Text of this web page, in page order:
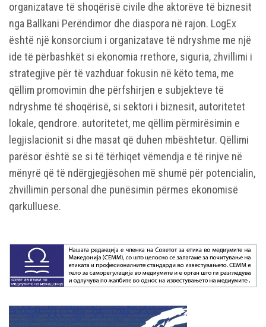
organizatave të shoqërisë civile dhe aktorëve të biznesit
nga Ballkani Perëndimor dhe diaspora në rajon. LogEx
është një konsorcium i organizatave të ndryshme me një
ide të përbashkët si ekonomia rrethore, siguria, zhvillimi i
strategjive për të vazhduar fokusin në këto tema, me
qëllim promovimin dhe përfshirjen e subjekteve të
ndryshme të shoqërisë, si sektori i biznesit, autoritetet
lokale, qendrore. autoritetet, me qëllim përmirësimin e
legjislacionit si dhe masat që duhen mbështetur. Qëllimi
parësor është se si të tërhiqet vëmendja e të rinjve në
mënyrë që të ndërgjegjësohen më shumë për potencialin,
zhvillimin personal dhe punësimin përmes ekonomisë
qarkulluese.